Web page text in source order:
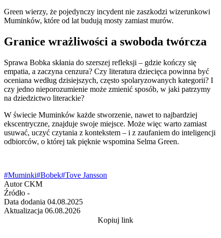
Green wierzy, że pojedynczy incydent nie zaszkodzi wizerunkowi
Muminków, które od lat budują mosty zamiast murów.
Granice wrażliwości a swoboda twórcza
Sprawa Bobka skłania do szerszej refleksji – gdzie kończy się
empatia, a zaczyna cenzura? Czy literatura dziecięca powinna być
oceniana według dzisiejszych, często spolaryzowanych kategorii? I
czy jedno nieporozumienie może zmienić sposób, w jaki patrzymy
na dziedzictwo literackie?
W świecie Muminków każde stworzenie, nawet to najbardziej
ekscentryczne, znajduje swoje miejsce. Może więc warto zamiast
usuwać, uczyć czytania z kontekstem – i z zaufaniem do inteligencji
odbiorców, o której tak pięknie wspomina Selma Green.
#Muminki#Bobek#Tove Jansson
Autor CKM
Źródło -
Data dodania 04.08.2025
Aktualizacja 06.08.2026
Kopiuj link